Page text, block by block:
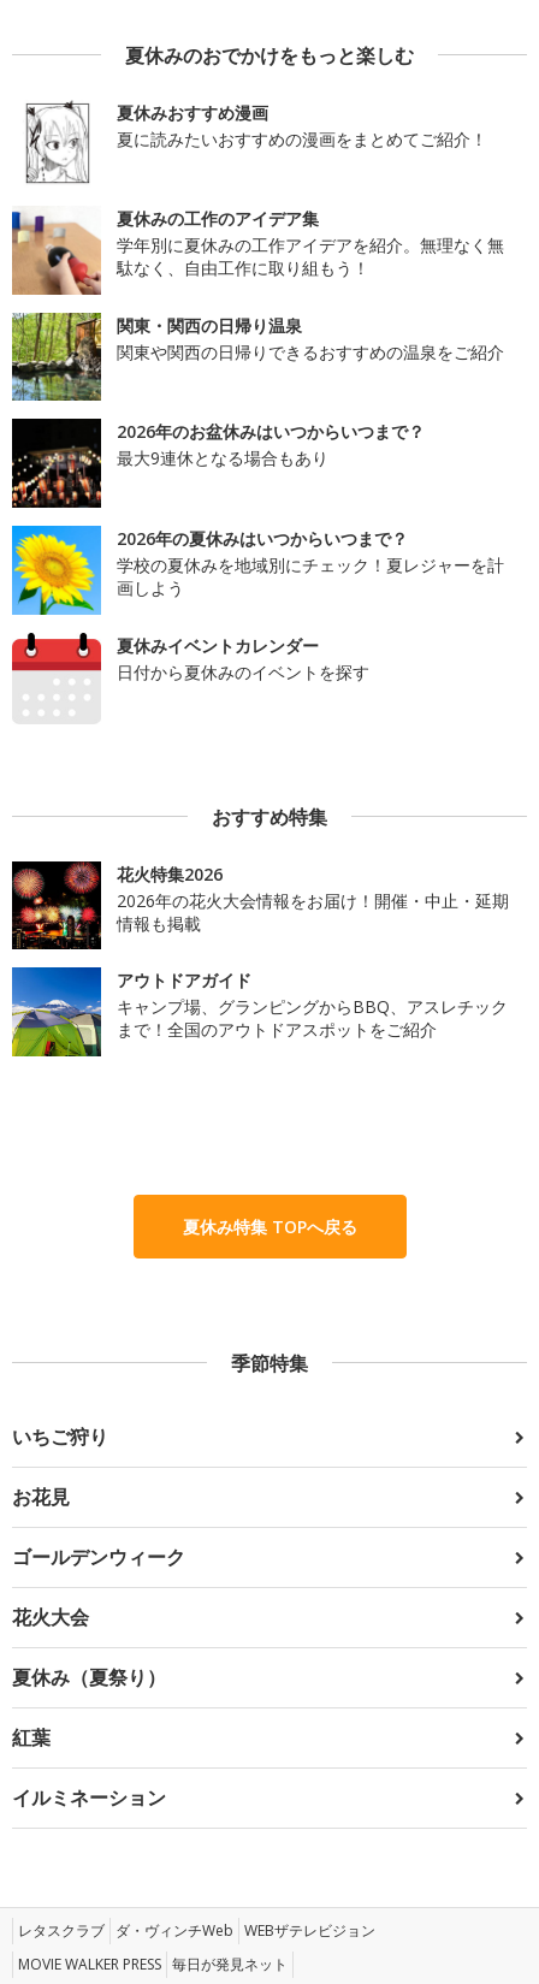
夏休みのおでかけをもっと楽しむ
夏休みおすすめ漫画
夏に読みたいおすすめの漫画をまとめてご紹介！
夏休みの工作のアイデア集
学年別に夏休みの工作アイデアを紹介。無理なく無
駄なく、自由工作に取り組もう！
関東・関西の日帰り温泉
関東や関西の日帰りできるおすすめの温泉をご紹介
2026年のお盆休みはいつからいつまで？
最大9連休となる場合もあり
2026年の夏休みはいつからいつまで？
学校の夏休みを地域別にチェック！夏レジャーを計
画しよう
夏休みイベントカレンダー
日付から夏休みのイベントを探す
おすすめ特集
花火特集2026
2026年の花火大会情報をお届け！開催・中止・延期
情報も掲載
アウトドアガイド
キャンプ場、グランピングからBBQ、アスレチック
まで！全国のアウトドアスポットをご紹介
夏休み特集 TOPへ戻る
季節特集
いちご狩り
お花見
ゴールデンウィーク
花火大会
夏休み（夏祭り）
紅葉
イルミネーション
レタスクラブ ダ・ヴィンチWeb WEBザテレビジョン
MOVIE WALKER PRESS 毎日が発見ネット